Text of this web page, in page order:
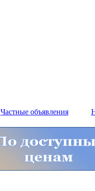
Частные объявления